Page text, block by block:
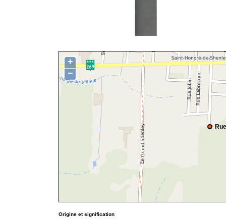
+
−
Origine et signification